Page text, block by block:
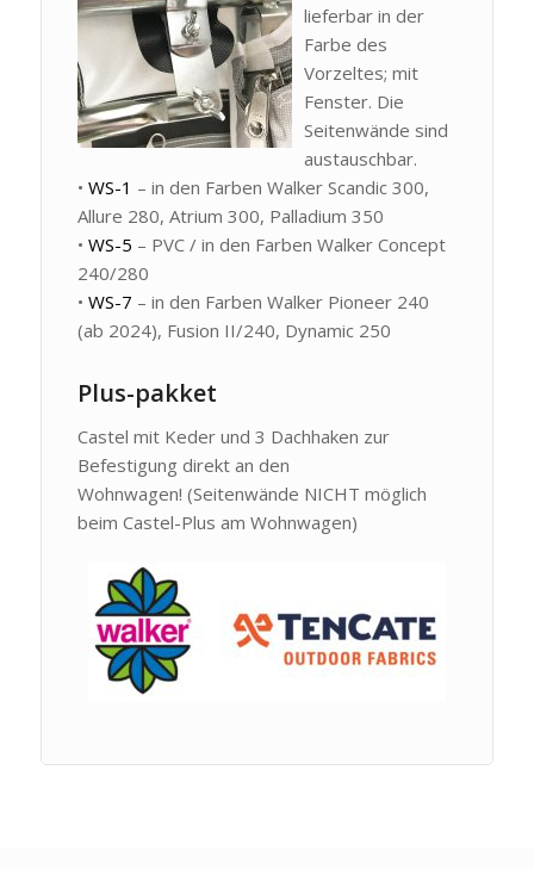
lieferbar in der
Farbe des
Vorzeltes; mit
Fenster. Die
Seitenwände sind
austauschbar.
• WS-1 – in den Farben Walker Scandic 300,
Allure 280, Atrium 300, Palladium 350
• WS-5 – PVC / in den Farben Walker Concept
240/280
• WS-7 – in den Farben Walker Pioneer 240
(ab 2024), Fusion II/240, Dynamic 250
Plus-pakket
Castel mit Keder und 3 Dachhaken zur
Befestigung direkt an den
Wohnwagen! (Seitenwände NICHT möglich
beim Castel-Plus am Wohnwagen)